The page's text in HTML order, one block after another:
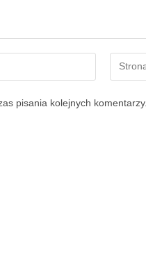
pisania kolejnych komentarzy.